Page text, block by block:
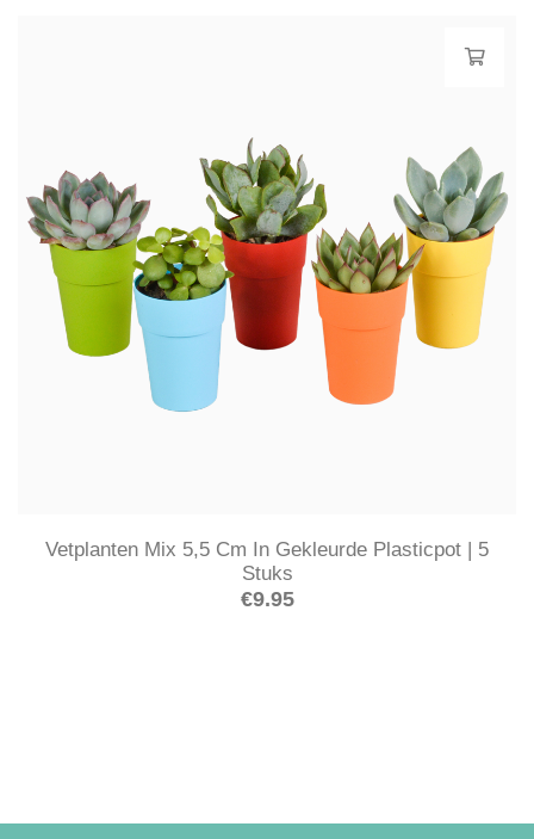
Vetplanten Mix 5,5 Cm In Gekleurde Plasticpot | 5
Stuks
€9.95